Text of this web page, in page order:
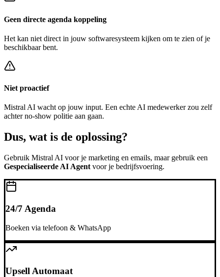
Geen directe agenda koppeling
Het kan niet direct in jouw softwaresysteem kijken om te zien of je
beschikbaar bent.
Niet proactief
Mistral AI wacht op jouw input. Een echte AI medewerker zou zelf
achterno-show politie aan gaan.
Dus, wat is de oplossing?
Gebruik Mistral AI voor je marketing en emails, maar gebruik een
Gespecialiseerde AI Agent voor je bedrijfsvoering.
24/7 Agenda
Boeken via telefoon & WhatsApp
Upsell Automaat